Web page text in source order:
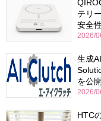
テリ
安全
2026/
生成
を公開
2026/
HTC